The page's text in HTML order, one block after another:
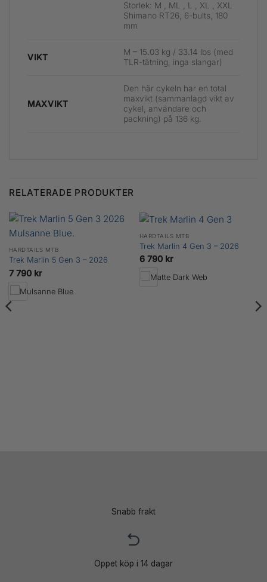
Storlek: M , ML , L , XL , XXL
Shimano RT26, 6-bults, 180
mm
VIKT
M – 15.03 kg / 33.14 lbs (med
TLR-tätning, inga slangar)
MAXVIKT
Den här cykeln har en total
maxvikt (sammanlagd vikt av
cykel, användare och
packning) på 136 kg.
RELATERADE PRODUKTER
HARDTAILS MTB
Trek Marlin 5 Gen 3 – 2026
7 790 kr
HARDTAILS MTB
Trek Marlin 4 Gen 3 – 2026
6 790 kr
Snabb frakt
Öppet köp i 14 dagar